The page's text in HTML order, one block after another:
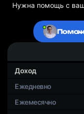
Нужна помощь с
Доход